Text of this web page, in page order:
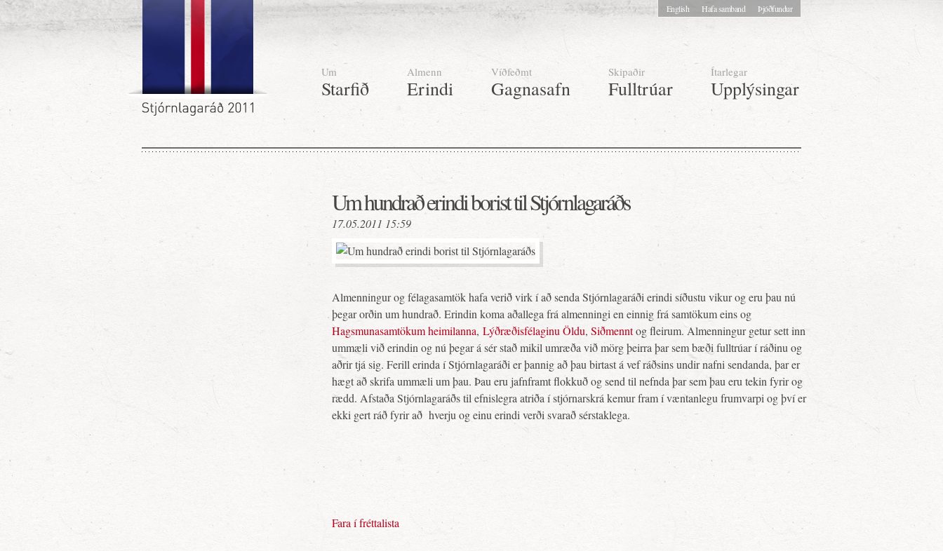
Um
Starfið
Almenn
Erindi
Víðfeðmt
Gagnasafn
Skipaðir
Fulltrúar
Ítarlegar
Upplýsingar
English Hafa samband Þjóðfundur
Um hundrað erindi borist til Stjórnlagaráðs
17.05.2011 15:59
Almenningur og félagasamtök hafa verið virk í að senda Stjórnlagaráði erindi síðustu vikur og eru þau nú
þegar orðin um hundrað. Erindin koma aðallega frá almenningi en einnig frá samtökum eins og
Hagsmunasamtökum heimilanna, Lýðræðisfélaginu Öldu, Siðmenntog fleirum. Almenningur getur sett inn
ummæli við erindin og nú þegar á sér stað mikil umræða við mörg þeirra þar sem bæði fulltrúar í ráðinu og
aðrir tjá sig. Ferill erinda í Stjórnlagaráði er þannig að þau birtast á vef ráðsins undir nafni sendanda, þar er
hægt að skrifa ummæli um þau. Þau eru jafnframt flokkuð og send til nefnda þar sem þau eru tekin fyrir og
rædd. Afstaða Stjórnlagaráðs til efnislegra atriða í stjórnarskrá kemur fram í væntanlegu frumvarpi og því er
ekki gert ráð fyrir að hverju og einu erindi verði svarað sérstaklega.
Fara í fréttalista